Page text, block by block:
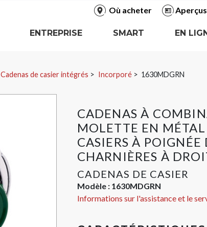
Où acheter Aperçus
ENTREPRISE
SMART
EN
Cadenas de casier intégrés Incorporé 1630MDGRN
CADENAS À
MOLETTE EN
CASIERS À POIGNÉE
CHARNIÈRES À
CADENAS DE CASIER
Modèle : 1630MDGRN
Informations sur l'assistance et le